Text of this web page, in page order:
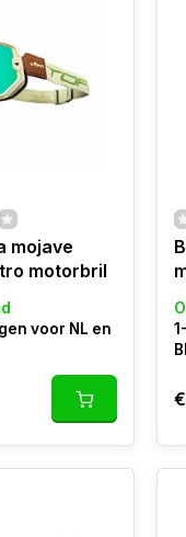
mojave
motorbril
voor NL en